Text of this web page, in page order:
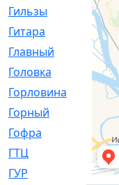
Гильзы
Гитара
Главный
Головка
Горловина
Горный
Гофра
ГТЦ
ГУР